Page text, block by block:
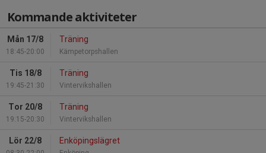
Kommande aktiviteter
Mån 17/8
18:45-20:00
Träning
Kämpetorpshallen
Tis 18/8
19:45-21:30
Träning
Vintervikshallen
Tor 20/8
19:15-20:30
Träning
Vintervikshallen
Lör 22/8 Enköpingslägret